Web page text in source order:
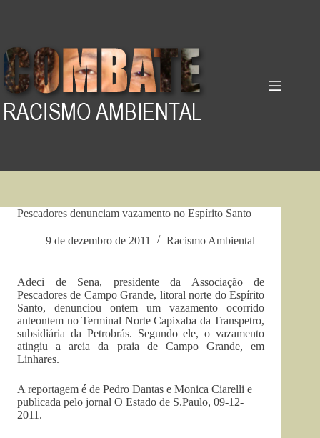
Pescadores denunciam vazamento no Espírito Santo
9 de dezembro de 2011 Racismo Ambiental
Adeci de Sena, presidente da Associação de
Pescadores de Campo Grande, litoral norte do Espírito
Santo, denunciou ontem um vazamento ocorrido
anteontem no Terminal Norte Capixaba da Transpetro,
subsidiária da Petrobrás. Segundo ele, o vazamento
atingiu a areia da praia de Campo Grande, em
Linhares.
A reportagem é de Pedro Dantas e Monica Ciarelli e
publicada pelo jornal O Estado de S.Paulo, 09-12-
2011.